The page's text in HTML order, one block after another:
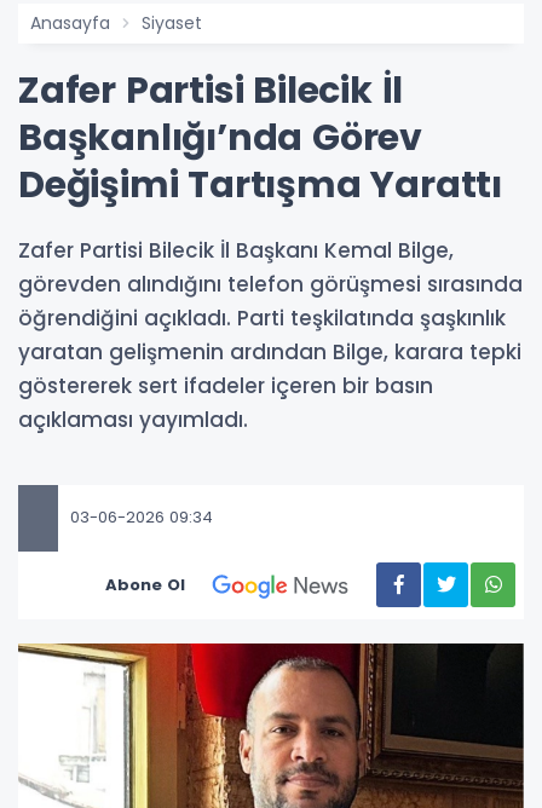
Anasayfa Siyaset
Zafer Partisi Bilecik İl
Başkanlığı’nda Görev
Değişimi Tartışma Yarattı
Zafer Partisi Bilecik İl Başkanı Kemal Bilge,
görevden alındığını telefon görüşmesi sırasında
öğrendiğini açıkladı. Parti teşkilatında şaşkınlık
yaratan gelişmenin ardından Bilge, karara tepki
göstererek sert ifadeler içeren bir basın
açıklaması yayımladı.
03-06-2026 09:34
Abone Ol